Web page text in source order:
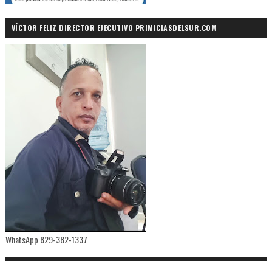
VÍCTOR FELIZ DIRECTOR EJECUTIVO PRIMICIASDELSUR.COM
WhatsApp 829-382-1337